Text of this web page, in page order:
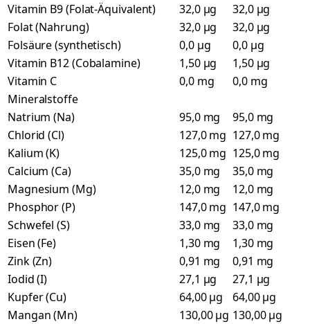
Vitamin B9 (Folat-Äquivalent)
32,0 µg
32,0 µg
Folat (Nahrung)
32,0 µg
32,0 µg
Folsäure (synthetisch)
0,0 µg
0,0 µg
Vitamin B12 (Cobalamine)
1,50 µg
1,50 µg
Vitamin C
0,0 mg
0,0 mg
Mineralstoffe
Natrium (Na)
95,0 mg
95,0 mg
Chlorid (Cl)
127,0 mg 127,0 mg
Kalium (K)
125,0 mg 125,0 mg
Calcium (Ca)
35,0 mg
35,0 mg
Magnesium (Mg)
12,0 mg
12,0 mg
Phosphor (P)
147,0 mg 147,0 mg
Schwefel (S)
33,0 mg
33,0 mg
Eisen (Fe)
1,30 mg
1,30 mg
Zink (Zn)
0,91 mg
0,91 mg
Iodid (I)
27,1 µg
27,1 µg
Kupfer (Cu)
64,00 µg
64,00 µg
Mangan (Mn)
130,00 µg 130,00 µg